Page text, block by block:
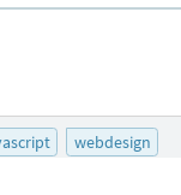
webdesign